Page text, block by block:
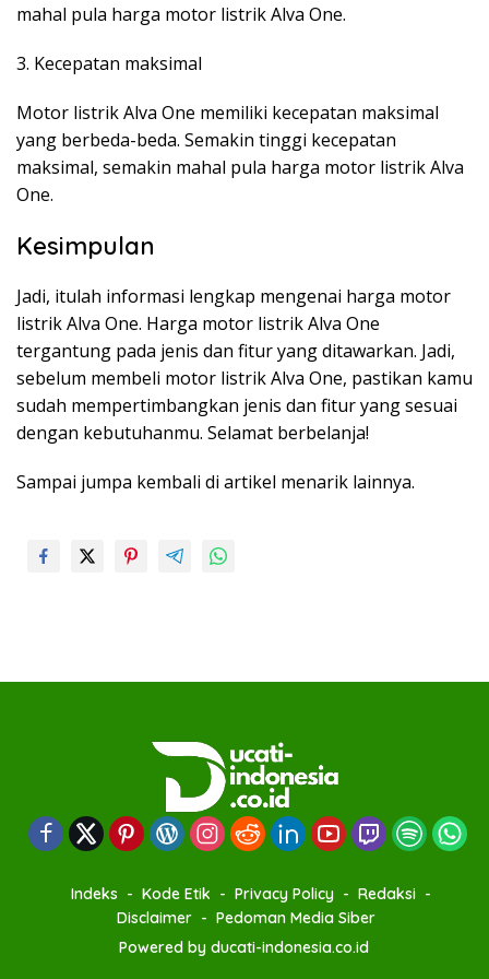
mahal pula harga motor listrik Alva One.
3. Kecepatan maksimal
Motor listrik Alva One memiliki kecepatan maksimal
yang berbeda-beda. Semakin tinggi kecepatan
maksimal, semakin mahal pula harga motor listrik Alva
One.
Kesimpulan
Jadi, itulah informasi lengkap mengenai harga motor
listrik Alva One. Harga motor listrik Alva One
tergantung pada jenis dan fitur yang ditawarkan. Jadi,
sebelum membeli motor listrik Alva One, pastikan kamu
sudah mempertimbangkan jenis dan fitur yang sesuai
dengan kebutuhanmu. Selamat berbelanja!
Sampai jumpa kembali di artikel menarik lainnya.
Indeks Kode Etik Privacy Policy
Redaksi
Disclaimer
Pedoman Media Siber
Powered by ducati-indonesia.co.id